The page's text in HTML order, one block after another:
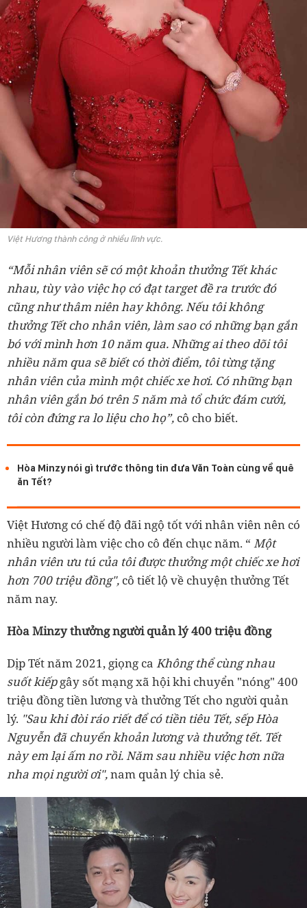
Việt Hương thành công ở nhiều lĩnh vực.
“Mỗi nhân viên sẽ có một khoản thưởng Tết khác
nhau, tùy vào việc họ có đạt target đề ra trước đó
cũng như thâm niên hay không. Nếu tôi không
thưởng Tết cho nhân viên, làm sao có những bạn gắn
bó với mình hơn 10 năm qua.Những ai theo dõi tôi
nhiều năm qua sẽ biết có thời điểm, tôi từng tặng
nhân viên của mình một chiếc xe hơi. Có những bạn
nhân viên gắn bó trên 5 năm mà tổ chức đám cưới,
tôi còn đứng ra lo liệu cho họ”, cô cho biết.
Hòa Minzy nói gì trước thông tin đưa Văn Toàn cùng về quê
ăn Tết?
Việt Hương có chế độ đãi ngộ tốt với nhân viên nên có
nhiều người làm việc cho cô đến chục năm. “ Một
nhân viên ưu tú của tôi được thưởng một chiếc xe hơi
hơn 700 triệu đồng", cô tiết lộ về chuyện thưởng Tết
năm nay.
Hòa Minzy thưởng người quản lý 400 triệu đồng
Dịp Tết năm 2021, giọng ca Không thể cùng nhau
suốt kiếpgây sốt mạng xã hội khi chuyển "nóng" 400
triệu đồng tiền lương và thưởng Tết cho người quản
lý. "Sau khi đòi ráo riết để có tiền tiêu Tết, sếp Hòa
Nguyễn đã chuyển khoản lương và thưởng tết. Tết
này em lại ấm no rồi. Năm sau nhiều việc hơn nữa
nha mọi người ơi",nam quản lý chia sẻ.